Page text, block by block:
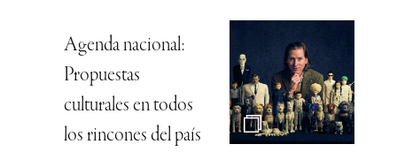
Agenda nacional:
Propuestas
culturales en todos
los rincones del país